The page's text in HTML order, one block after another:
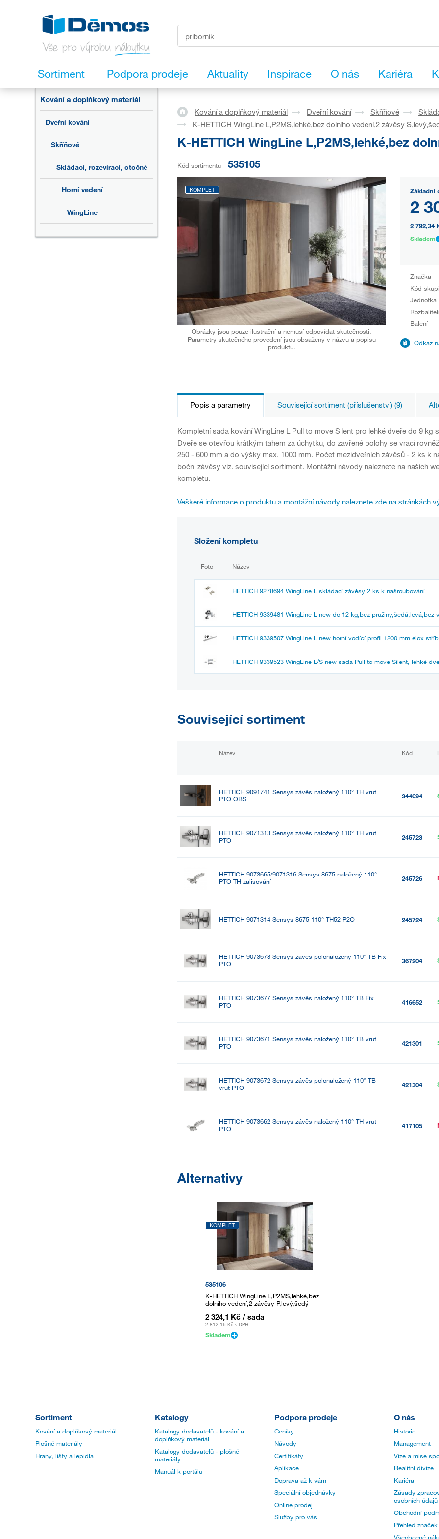
Sortiment Podpora prodeje Aktuality Inspirace O nás Kariéra
Kování a doplňkový materiál
Dveřní kování
Skříňové
Skládací, rozevírací, otočné
Horní vedení
WingLine
Kování a doplňkový materiál Dveřní kování Skříňové
K-HETTICH WingLine L,P2MS,lehké,bez dolního vedení,2 závěsy
K-HETTICH WingLine L,P2MS,lehké,bez
Kód sortimentu 535105
KOMPLET
Obrázky jsou pouze ilustrační a nemusí odpovídat skutečnosti.
Parametry skutečného provedení jsou obsaženy v názvu a popisu
produktu.
Základní
2
2 792,34
Skladem
Značka
Kód
Jednotka
Balení
Odkaz
Popis a parametry Související sortiment (příslušenství) (9)
Kompletní sada kování WingLine L Pull to move Silent pro lehké dveře do 9
Dveře se otevřou krátkým tahem za úchytku, do zavřené polohy se vrací
250 - 600 mm a do výšky max. 1000 mm. Počet mezidveřních závěsů - 2 ks k
boční závěsy viz. související sortiment. Montážní návody naleznete na našich
kompletu.
Veškeré informace o produktu a montážní návody naleznete zde na stránkách
Složení kompletu
Foto Název
HETTICH 9278694 WingLine L skládací závěsy 2 ks k našroubování
HETTICH 9339481 WingLine L new do 12 kg,bez pružiny,šedá,levá,bez
HETTICH 9339507 WingLine L new horní vodící profil 1200 mm elox
HETTICH 9339523 WingLine L/S new sada Pull to move Silent, lehké
Související sortiment
Název Kód
HETTICH 9091741 Sensys závěs naložený 110° TH vrut
PTO OBS
344694
HETTICH 9071313 Sensys závěs naložený 110° TH vrut
PTO
245723
HETTICH 9073665/9071316 Sensys 8675 naložený 110°
PTO TH zalisování
245726
HETTICH 9071314 Sensys 8675 110° TH52 P2O 245724
HETTICH 9073678 Sensys závěs polonaložený 110° TB Fix
PTO
367204
HETTICH 9073677 Sensys závěs naložený 110° TB Fix
PTO
416652
HETTICH 9073671 Sensys závěs naložený 110° TB vrut
PTO
421301
HETTICH 9073672 Sensys závěs polonaložený 110° TB
vrut PTO
421304
HETTICH 9073662 Sensys závěs naložený 110° TH vrut
PTO
417105
Alternativy
KOMPLET
535106
K-HETTICH WingLine L,P2MS,lehké,bez
dolního vedení,2 závěsy P,levý,šedý
2 324,1 Kč / sada
2 812,16 Kč s DPH
Skladem
Sortiment
Kování a doplňkový materiál
Plošné materiály
Hrany, lišty a lepidla
Katalogy
Katalogy dodavatelů - kování a
doplňkový materiál
Katalogy dodavatelů - plošné
materiály
Manuál k portálu
Podpora prodeje
Ceníky
Návody
Certifikáty
Aplikace
Doprava až k vám
Speciální objednávky
Online prodej
Služby pro vás
O nás
Historie
Management
Vize a mise
Realitní divize
Kariéra
Zásady
osobních údajů
Obchodní
Přehled značek
Všeobecné